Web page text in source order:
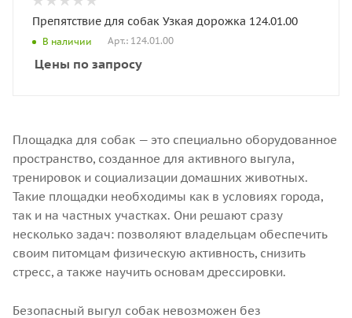
Препятствие для собак Узкая дорожка 124.01.00
В наличии Арт.: 124.01.00
Цены по запросу
Площадка для собак — это специально оборудованное
пространство, созданное для активного выгула,
тренировок и социализации домашних животных.
Такие площадки необходимы как в условиях города,
так и на частных участках. Они решают сразу
несколько задач: позволяют владельцам обеспечить
своим питомцам физическую активность, снизить
стресс, а также научить основам дрессировки.
Безопасный выгул собак невозможен без